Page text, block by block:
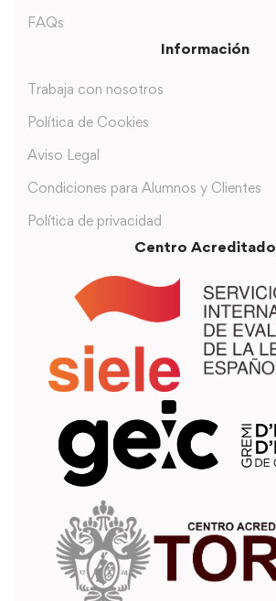
FAQs
Información
Trabaja con nosotros
Política de Cookies
Aviso Legal
Condiciones para Alumnos y Clientes
Política de privacidad
Centro Acreditado